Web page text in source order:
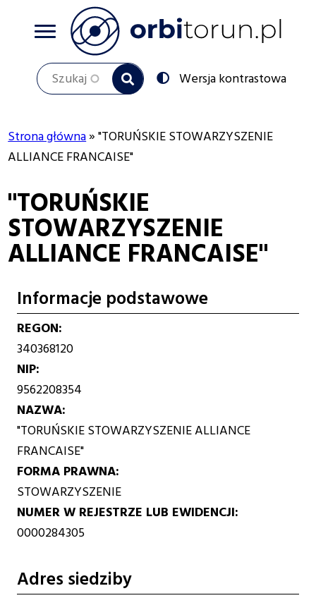
Szukaj
Przełącz
na:
Wersja kontrastowa
Ścieżka
nawigacyjna
Strona główna "TORUŃSKIE STOWARZYSZENIE
ALLIANCE FRANCAISE"
"TORUŃSKIE
STOWARZYSZENIE
ALLIANCE FRANCAISE"
Informacje podstawowe
REGON
340368120
NIP
9562208354
NAZWA
"TORUŃSKIE STOWARZYSZENIE ALLIANCE
FRANCAISE"
FORMA PRAWNA
STOWARZYSZENIE
NUMER W REJESTRZE LUB EWIDENCJI
0000284305
Adres siedziby